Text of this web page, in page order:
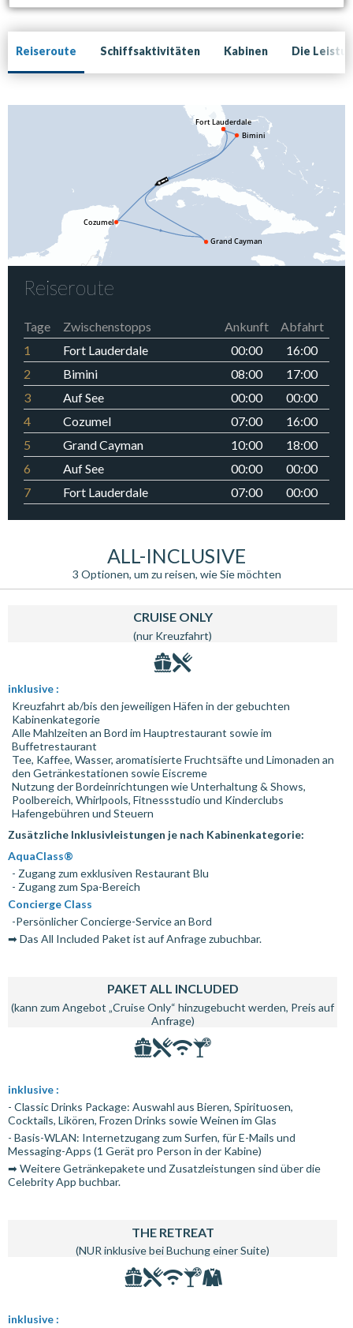
Reiseroute Schiffsaktivitäten Kabinen Die
Reiseroute
Tage Zwischenstopps Ankunft
Abfahrt
1
Fort Lauderdale 00:00
16:00
2
Bimini 08:00
17:00
3
Auf See 00:00
00:00
4
Cozumel 07:00
16:00
5
Grand Cayman 10:00
18:00
6
Auf See 00:00
00:00
7
Fort Lauderdale 07:00 00:00
ALL-INCLUSIVE
3 Optionen, um zu reisen, wie Sie möchten
CRUISE ONLY
(nur Kreuzfahrt)
inklusive :
Kreuzfahrt ab/bis den jeweiligen Häfen in der gebuchten
Kabinenkategorie
Alle Mahlzeiten an Bord im Hauptrestaurant sowie im
Buffetrestaurant
Tee, Kaffee, Wasser, aromatisierte Fruchtsäfte und Limonaden an
den Getränkestationen sowie Eiscreme
Nutzung der Bordeinrichtungen wie Unterhaltung & Shows,
Poolbereich, Whirlpools, Fitnessstudio und Kinderclubs
Hafengebühren und Steuern
Zusätzliche Inklusivleistungen je nach Kabinenkategorie:
AquaClass®
- Zugang zum exklusiven Restaurant Blu
- Zugang zum Spa-Bereich
Concierge Class
-Persönlicher Concierge-Service an Bord
➡ Das All Included Paket ist auf Anfrage zubuchbar.
PAKET ALL INCLUDED
(kann zum Angebot „Cruise Only“ hinzugebucht werden, Preis auf
Anfrage)
inklusive :
- Classic Drinks Package: Auswahl aus Bieren, Spirituosen,
Cocktails, Likören, Frozen Drinks sowie Weinen im Glas
- Basis-WLAN: Internetzugang zum Surfen, für E-Mails und
Messaging-Apps (1 Gerät pro Person in der Kabine)
➡ Weitere Getränkepakete und Zusatzleistungen sind über die
Celebrity App buchbar.
THE RETREAT
(NUR inklusive bei Buchung einer Suite)
inklusive :